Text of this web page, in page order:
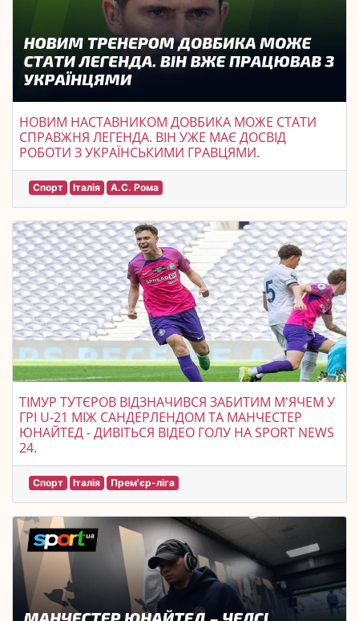
НОВИМ НАСТАВНИКОМ ДОВБИКА МОЖЕ СТАТИ
СПРАВЖНЯ ЛЕГЕНДА. ВІН УЖЕ МАЄ ДОСВІД
РОБОТИ З УКРАЇНСЬКИМИ ГРАВЦЯМИ.
Спорт Італія А.С. Рома
ТІМУР ТУТЄРОВ ВІДЗНАЧИВСЯ ЗАБИТИМ М'ЯЧЕМ У
ГРІ U-21 МІЖ САНДЕРЛЕНДОМ ТА МАНЧЕСТЕР
ЮНАЙТЕД - ДИВІТЬСЯ ВІДЕО ГОЛУ НА SPORT NEWS
24.
Спорт Італія Прем'єр-ліга